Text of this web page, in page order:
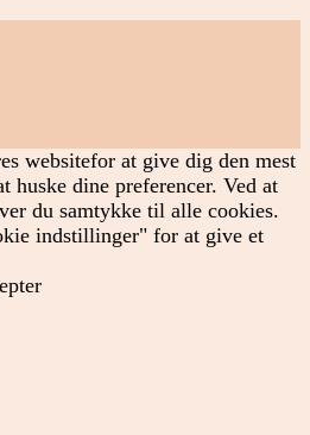
websitefor at give dig den mest
huske dine preferencer. Ved at
du samtykke til alle cookies.
indstillinger" for at give et